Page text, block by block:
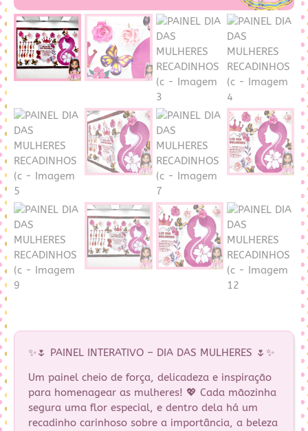
✨🌷 PAINEL INTERATIVO – DIA DAS MULHERES 🌷✨
Um painel cheio de força, delicadeza e inspiração
para homenagear as mulheres! 💖 Cada mãozinha
segura uma flor especial, e dentro dela há um
recadinho carinhoso sobre a importância, a beleza